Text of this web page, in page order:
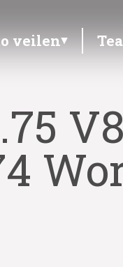
veilen